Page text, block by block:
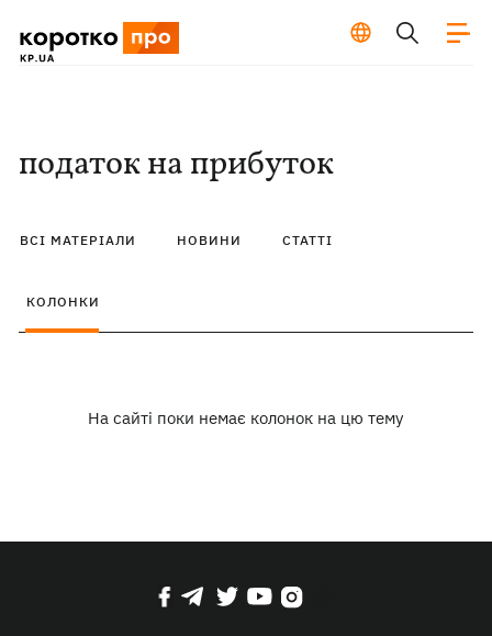
податок на прибуток
ВСІ МАТЕРІАЛИ НОВИНИ СТАТТІ
КОЛОНКИ
На сайті поки немає колонок на цю тему